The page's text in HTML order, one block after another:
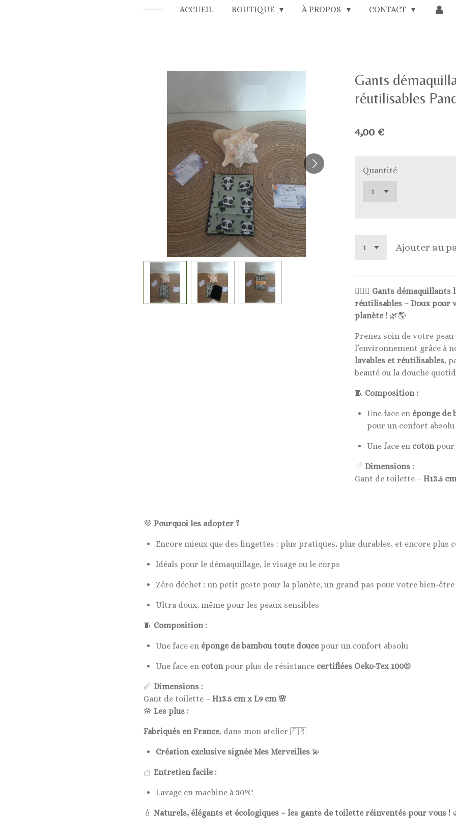
ACCUEIL BOUTIQUE À PROPOS CONTACT
Gants
réutilisables
4,00 €
Quantité
Ajouter au
🧖‍♀️✨ Gants démaquillants
réutilisables – Doux pour
planète ! 🌿🌎
Prenez soin de votre
l’environnement grâce à
lavables et réutilisables,
beauté ou la douche
🧵 Composition :
Une face en éponge de
pour un confort absolu
Une face en coton pour
📏 Dimensions :
Gant de toilette – H13.5
💜 Pourquoi les adopter ?
Encore mieux que des lingettes : plus pratiques, plus durables, et encore plus
Idéals pour le démaquillage, le visage ou le corps
Zéro déchet : un petit geste pour la planète, un grand pas pour votre bien-être
Ultra doux, même pour les peaux sensibles
🧵 Composition :
Une face en éponge de bambou toute doucepour un confort absolu
Une face en coton pour plus de résistance certifiées Oeko-Tex 100©
📏 Dimensions :
Gant de toilette – H13.5 cm x L9 cm 🌸
🌼 Les plus :
Fabriqués en France, dans mon atelier 🇫🇷
Création exclusive signée Mes Merveilles 💫
🧺 Entretien facile :
Lavage en machine à 30°C
💧 Naturels, élégants et écologiques – les gants de toilette réinventés pour vous !